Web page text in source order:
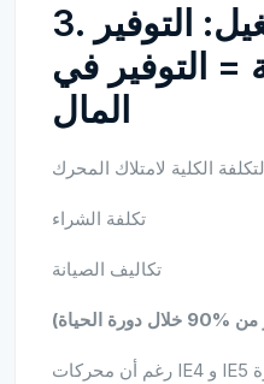
3. تكاليف التشغيل: التوفير
= التوفير في
المال
تكلفة الشراء
تكاليف الصيانة
الحياة)
رغم أن محركات IE4 و IE5 أغلى عند الشراء، إلا أن فترة